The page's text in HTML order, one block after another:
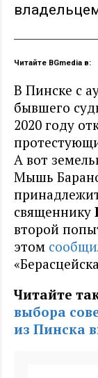
Читайте BGmedia в:
В Пинске с
бывшего
2020 году
А вот
Мышь
священнику
второй
этом
Читайте
выбора
из Пинска